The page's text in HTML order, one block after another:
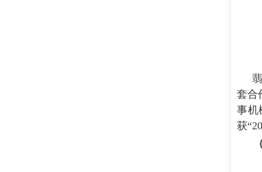
套合
事机
获